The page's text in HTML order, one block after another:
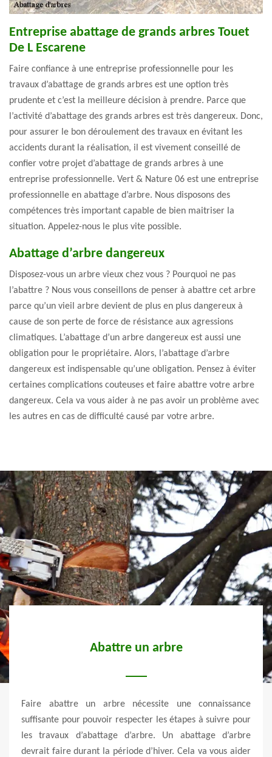
Entreprise abattage de grands arbres Touet
De L Escarene
Faire confiance à une entreprise professionnelle pour les
travaux d’abattage de grands arbres est une option très
prudente et c’est la meilleure décision à prendre. Parce que
l’activité d’abattage des grands arbres est très dangereux. Donc,
pour assurer le bon déroulement des travaux en évitant les
accidents durant la réalisation, il est vivement conseillé de
confier votre projet d’abattage de grands arbres à une
entreprise professionnelle. Vert & Nature 06 est une entreprise
professionnelle en abattage d’arbre. Nous disposons des
compétences très important capable de bien maitriser la
situation. Appelez-nous le plus vite possible.
Abattage d’arbre dangereux
Disposez-vous un arbre vieux chez vous ? Pourquoi ne pas
l’abattre ? Nous vous conseillons de penser à abattre cet arbre
parce qu’un vieil arbre devient de plus en plus dangereux à
cause de son perte de force de résistance aux agressions
climatiques. L’abattage d’un arbre dangereux est aussi une
obligation pour le propriétaire. Alors, l’abattage d’arbre
dangereux est indispensable qu’une obligation. Pensez à éviter
certaines complications couteuses et faire abattre votre arbre
dangereux. Cela va vous aider à ne pas avoir un problème avec
les autres en cas de difficulté causé par votre arbre.
Abattre un arbre
Faire abattre un arbre nécessite une connaissance
suffisante pour pouvoir respecter les étapes à suivre pour
les travaux d’abattage d’arbre. Un abattage d’arbre
devrait faire durant la période d’hiver. Cela va vous aider